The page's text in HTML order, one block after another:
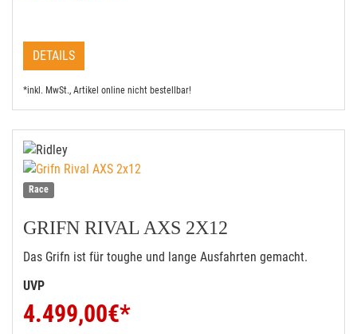
DETAILS
*inkl. MwSt., Artikel online nicht bestellbar!
Race
GRIFN RIVAL AXS 2X12
Das Grifn ist für toughe und lange Ausfahrten gemacht.
UVP
4.499,00€*